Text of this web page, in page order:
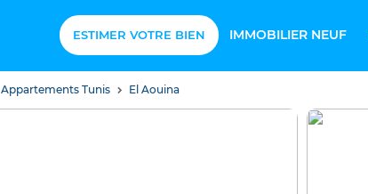
ESTIMER VOTRE BIEN IMMOBILIER NEUF
Appartements Tunis El Aouina